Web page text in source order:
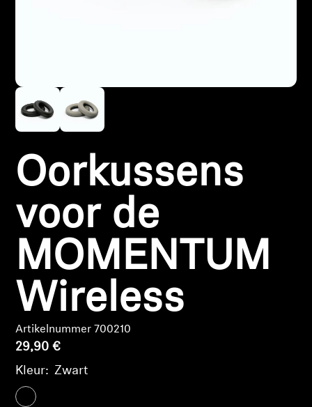
Gehoor per categorie
TV-koptelefoons voor gehoorondersteuning
Gehoorbronnen
Originele gehooronderdelengehoor en accessoires
Soundbars
Ontdek AMBEO
AMBEO-onderdelen en accessoires
Oorkussens
voor de
MOMENTUM
Wireless
Artikelnummer 700210
29,90 €
Kleur: Zwart